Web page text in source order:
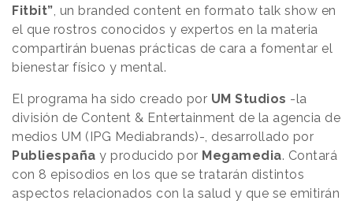
Fitbit” , un branded content en formato talk show en
el que rostros conocidos y expertos en la materia
compartirán buenas prácticas de cara a fomentar el
bienestar físico y mental.
El programa ha sido creado por UM Studios -la
división de Content & Entertainment de la agencia de
medios UM (IPG Mediabrands)-, desarrollado por
Publiespaña y producido por Megamedia. Contará
con 8 episodios en los que se tratarán distintos
aspectos relacionados con la salud y que se emitirán